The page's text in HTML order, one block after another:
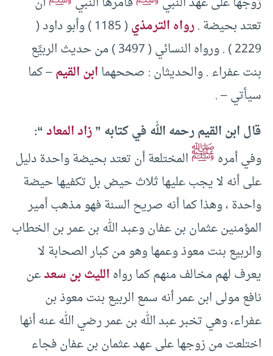
تعتد بحيضة .رواه الترمذي
( 1185 ) وأبو داود (
2229 ) . ورواه النسائي ( 3497 ) من حديث الربيِّع
بنت عفراء . والحديثان : صححهماابن القيم– كما
سيأتي – .
قال ابن القيم رحمه الله في كتابه ”زاد المعاد“:
وفي أمرهﷺالمختلعة أن تعتد بحيضة واحدة دليل
على أنه لا يجب عليها ثلاث حيض بل تكفيها حيضة
واحدة ، وهذا كما أنه صريح السنة فهو مذهب أمير
المؤمنين عثمان بن عفان وعبد الله بن عمر بن الخطاب
والربيع بنت معوذ وعمها وهو من كبار الصحابة لا
يعرف لهم مخالف منهم كما رواهالليث بن سعدعن
نافع مولى ابن عمر أنه سمع الربيع بنت معوذ بن
عفراء، وهي تخبر عبد الله بن عمر رضي الله عنه أنها
اختلعت من زوجها على عهد عثمان بن عفان فجاء